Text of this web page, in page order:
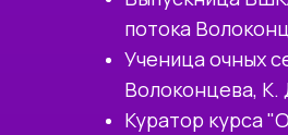
потока
Ученица очных
Волоконцева, К.
Куратор курса